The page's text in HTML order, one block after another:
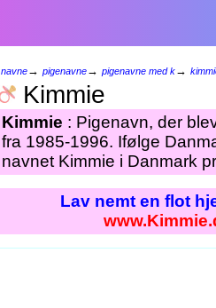
navne→ pigenavne→ pigenavne med k→
Kimmie
Kimmie : Pigenavn, der
fra 1985-1996. Ifølge
navnet Kimmie i Danmark
Lav nemt en flot